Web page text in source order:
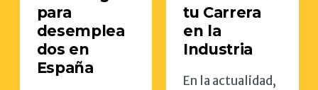
para
desemplea
dos en
España
tu Carrera
en la
Industria
En la actualidad,